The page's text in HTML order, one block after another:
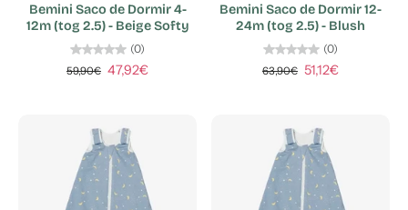
Bemini Saco de Dormir 4-
12m (tog 2.5) - Beige Softy
(0)
59,90€ 47,92€
Bemini Saco de Dormir 12-
24m (tog 2.5) - Blush
(0)
63,90€ 51,12€